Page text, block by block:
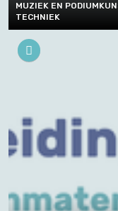
MUZIEK EN
TECHNIEK